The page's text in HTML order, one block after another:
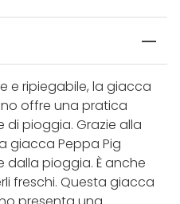
e ripiegabile, la giacca
offre una pratica
pioggia. Grazie alla
giacca Peppa Pig
pioggia. È anche
freschi. Questa giacca